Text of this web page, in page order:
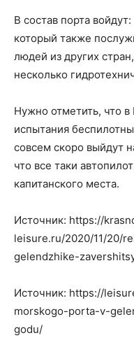
В состав порта
который также
людей из других
несколько
Нужно отметить, что
испытания
совсем скоро выйдут
что все таки
капитанского места.
Источник: https://
leisure.ru/2020/11/20/
gelendzhike-
Источник: https://
morskogo-porta-v-
godu/